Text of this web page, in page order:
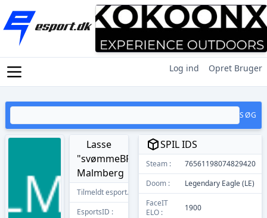
Log ind Opret Bruger
SØG
Lasse
"svømmeBRILLEN"
Malmberg
Tilmeldt esport.dk
25/08/2022
EsportsID :
11008
SPIL IDS
Steam :
76561198074829420
Doom :
Legendary Eagle (LE)
FaceIT
ELO :
1900